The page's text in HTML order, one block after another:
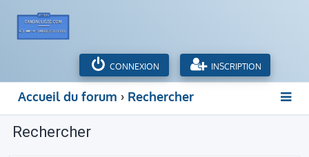
CONNEXION INSCRIPTION
Accueil du forum Rechercher
Rechercher